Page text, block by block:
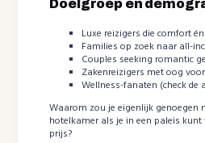
Doelgroep en
Luxe reizigers die comfort
Families op zoek naar all-
Couples seeking romantic
Zakenreizigers met oog
Wellness-fanaten (check de
Waarom zou je eigenlijk genoegen
hotelkamer als je in een paleis kunt
prijs?